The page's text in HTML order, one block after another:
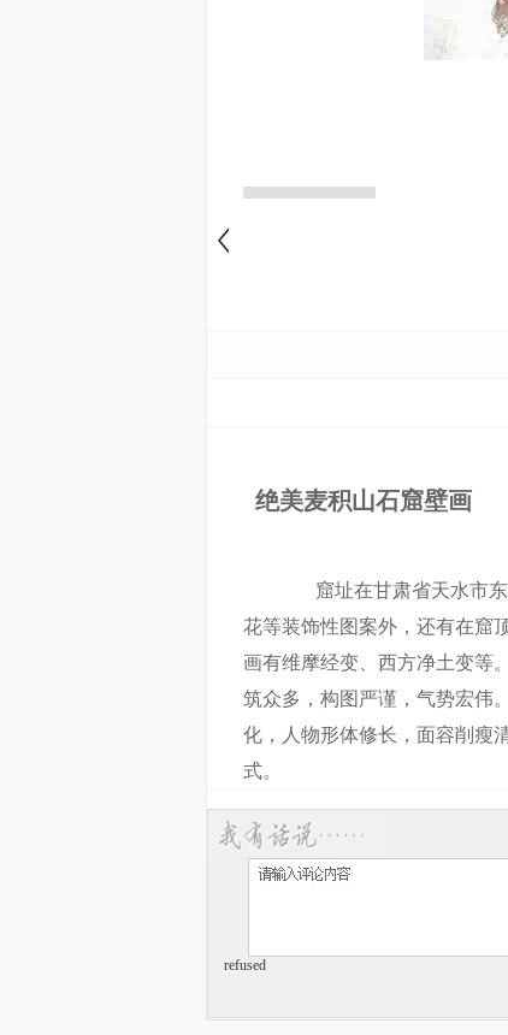
绝美麦积山石窟壁画
窟址在甘肃省天水市东
花等装饰性图案外，还有在窟
画有维摩经变、西方净土变等
筑众多，构图严谨，气势宏伟
化，人物形体修长，面容削瘦
式。
refused